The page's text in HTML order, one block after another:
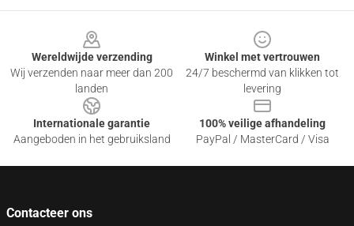
Wereldwijde verzending
Wij verzenden naar meer dan 200
landen
Winkel met vertrouwen
24/7 beschermd van klikken tot
levering
Internationale garantie
Aangeboden in het gebruiksland
100% veilige afhandeling
PayPal / MasterCard / Visa
Contacteer ons